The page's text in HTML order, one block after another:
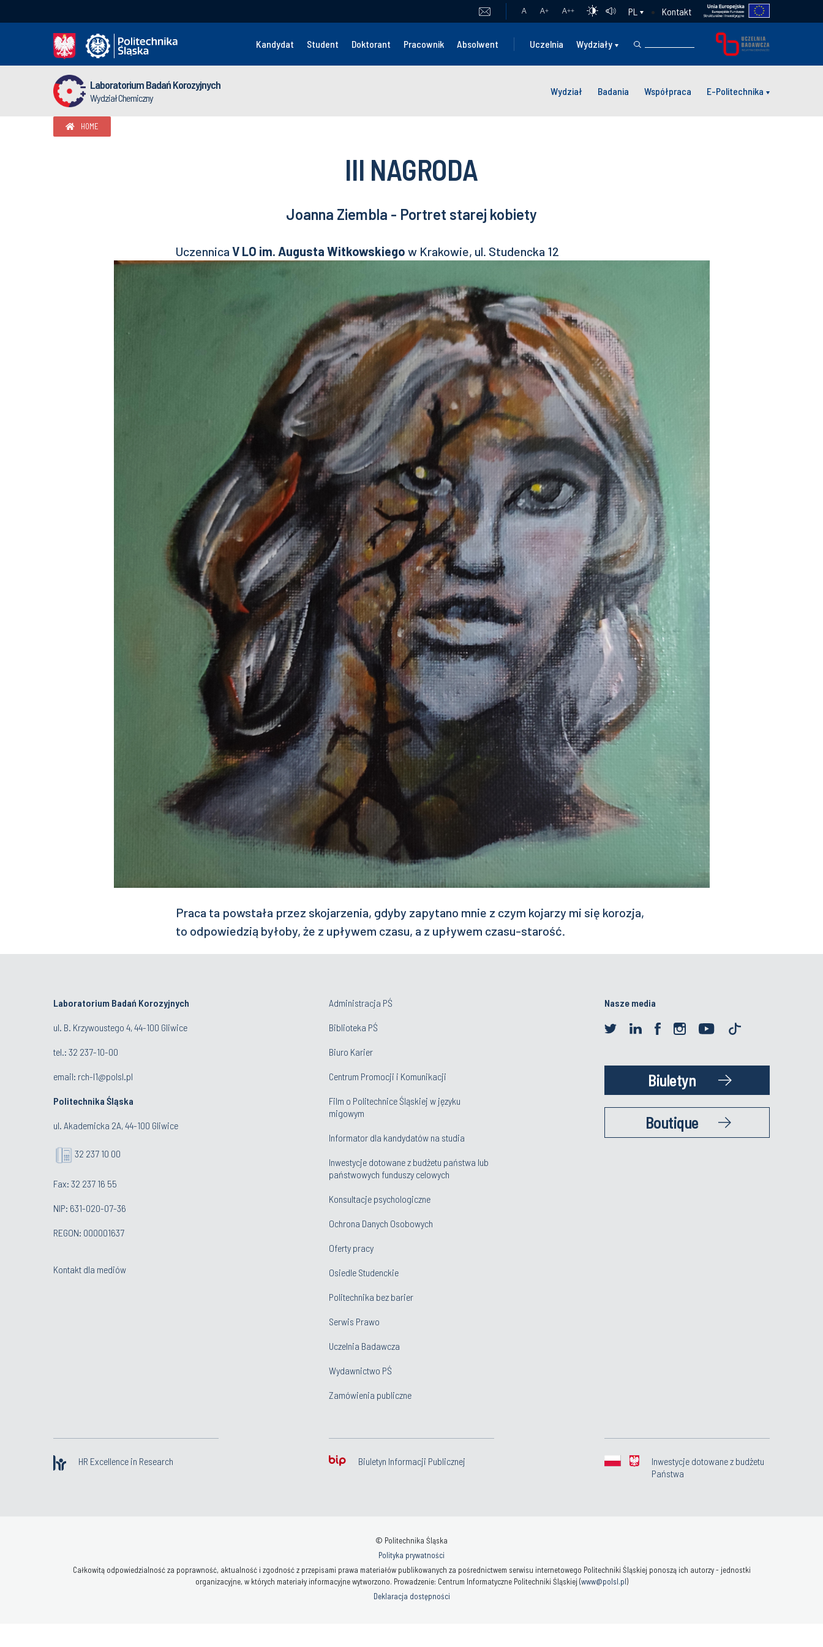
A A+ A++ PL Kontakt
Kandydat Student Doktorant Pracownik Absolwent Uczelnia Wydziały
Laboratorium Badań Korozyjnych
Wydział Chemiczny
Wydział Badania Współpraca E-Politechnika
HOME
III NAGRODA
Joanna Ziembla - Portret starej kobiety
Uczennica V LO im. Augusta Witkowskiego w Krakowie, ul. Studencka 12
Praca ta powstała przez skojarzenia, gdyby zapytano mnie z czym kojarzy mi się korozja,
to odpowiedzią byłoby, że z upływem czasu, a z upływem czasu-starość.
Laboratorium Badań Korozyjnych
ul. B. Krzywoustego 4, 44-100 Gliwice
tel.: 32 237-10-00
email: rch-l1@polsl.pl
Politechnika Śląska
ul. Akademicka 2A, 44-100 Gliwice
32 237 10 00
Fax: 32 237 16 55
NIP: 631-020-07-36
REGON: 000001637
Kontakt dla mediów
Administracja PŚ
Biblioteka PŚ
Biuro Karier
Centrum Promocji i Komunikacji
Film o Politechnice Śląskiej w języku
migowym
Informator dla kandydatów na studia
Inwestycje dotowane z budżetu państwa lub
państwowych funduszy celowych
Konsultacje psychologiczne
Ochrona Danych Osobowych
Oferty pracy
Osiedle Studenckie
Politechnika bez barier
Serwis Prawo
Uczelnia Badawcza
Wydawnictwo PŚ
Zamówienia publiczne
Nasze media
Biuletyn
Boutique
HR Excellence in Research Biuletyn Informacji Publicznej
Inwestycje dotowane z budżetu
Państwa
© Politechnika Śląska
Polityka prywatności
Całkowitą odpowiedzialność za poprawność, aktualność i zgodność z przepisami prawa materiałów publikowanych za pośrednictwem serwisu internetowego Politechniki Śląskiej ponoszą ich autorzy - jednostki
organizacyjne, w których materiały informacyjne wytworzono. Prowadzenie: Centrum Informatyczne Politechniki Śląskiej (www@polsl.pl)
Deklaracja dostępności